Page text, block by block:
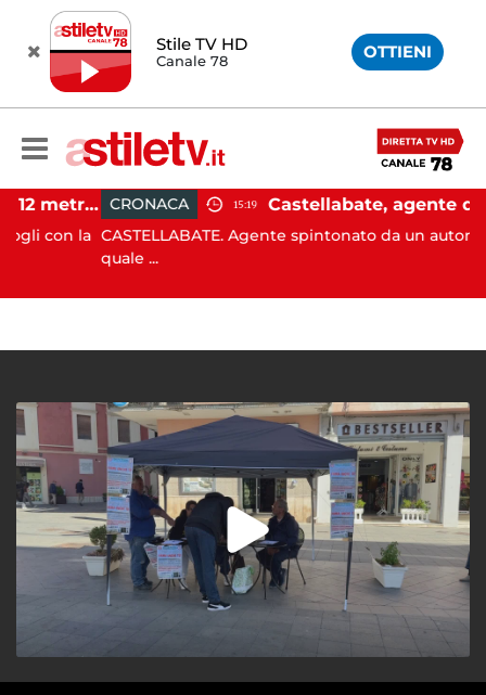
Stile TV HD
Canale 78 OTTIENI
Castellabate, barca di 12 metri resta incastrata sugli scogli: salvate 9 persone
la
CRONACA 15:19
CASTELLABATE. Agente spintonato da un
quale ...